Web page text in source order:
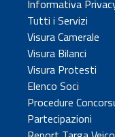
Informativa
Tutti i Servizi
Visura Camerale
Visura Bilanci
Visura Protesti
Elenco Soci
Procedure
Partecipazioni